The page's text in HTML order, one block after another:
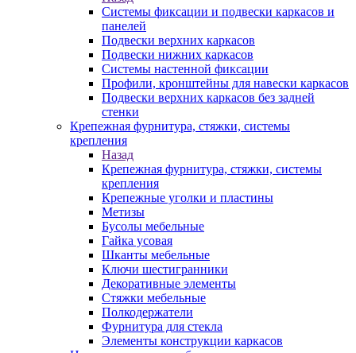
Системы фиксации и подвески каркасов и
панелей
Подвески верхних каркасов
Подвески нижних каркасов
Системы настенной фиксации
Профили, кронштейны для навески каркасов
Подвески верхних каркасов без задней
стенки
Крепежная фурнитура, стяжки, системы
крепления
Назад
Крепежная фурнитура, стяжки, системы
крепления
Крепежные уголки и пластины
Метизы
Бусолы мебельные
Гайка усовая
Шканты мебельные
Ключи шестигранники
Декоративные элементы
Стяжки мебельные
Полкодержатели
Фурнитура для стекла
Элементы конструкции каркасов